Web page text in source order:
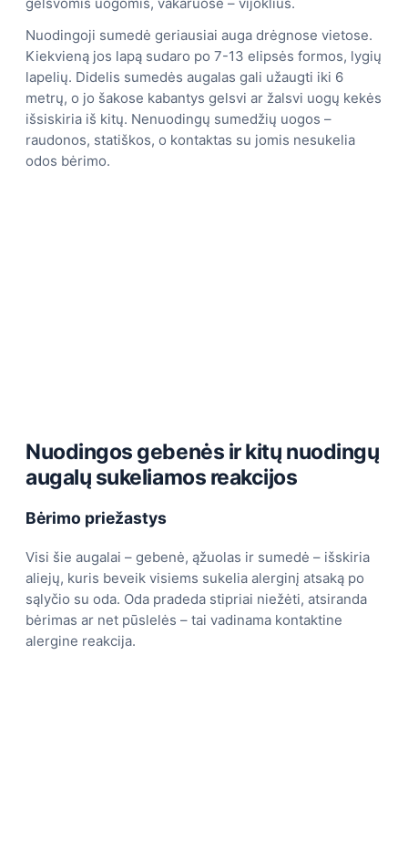
Nuodingoji sumedė geriausiai auga drėgnose vietose.
Kiekvieną jos lapą sudaro po 7-13 elipsės formos, lygių
lapelių. Didelis sumedės augalas gali užaugti iki 6
metrų, o jo šakose kabantys gelsvi ar žalsvi uogų kekės
išsiskiria iš kitų. Nenuodingų sumedžių uogos –
raudonos, statiškos, o kontaktas su jomis nesukelia
odos bėrimo.
Nuodingos gebenės ir kitų nuodingų
augalų sukeliamos reakcijos
Bėrimo priežastys
Visi šie augalai – gebenė, ąžuolas ir sumedė – išskiria
aliejų, kuris beveik visiems sukelia alerginį atsaką po
sąlyčio su oda. Oda pradeda stipriai niežėti, atsiranda
bėrimas ar net pūslelės – tai vadinama kontaktine
alergine reakcija.